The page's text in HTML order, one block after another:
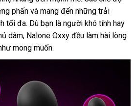
phấn và mang đến những trải
tối đa. Dù bạn là người khó tính hay
dâm, Nalone Oxxy đều làm hài lòng
mong muốn.